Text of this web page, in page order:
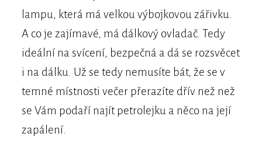
lampu, která má velkou výbojkovou zářivku.
A co je zajímavé, má dálkový ovladač. Tedy
ideální na svícení, bezpečná a dá se rozsvěcet
i na dálku. Už se tedy nemusíte bát, že se v
temné místnosti večer přerazíte dřív než než
se Vám podaří najít petrolejku a něco na její
zapálení.